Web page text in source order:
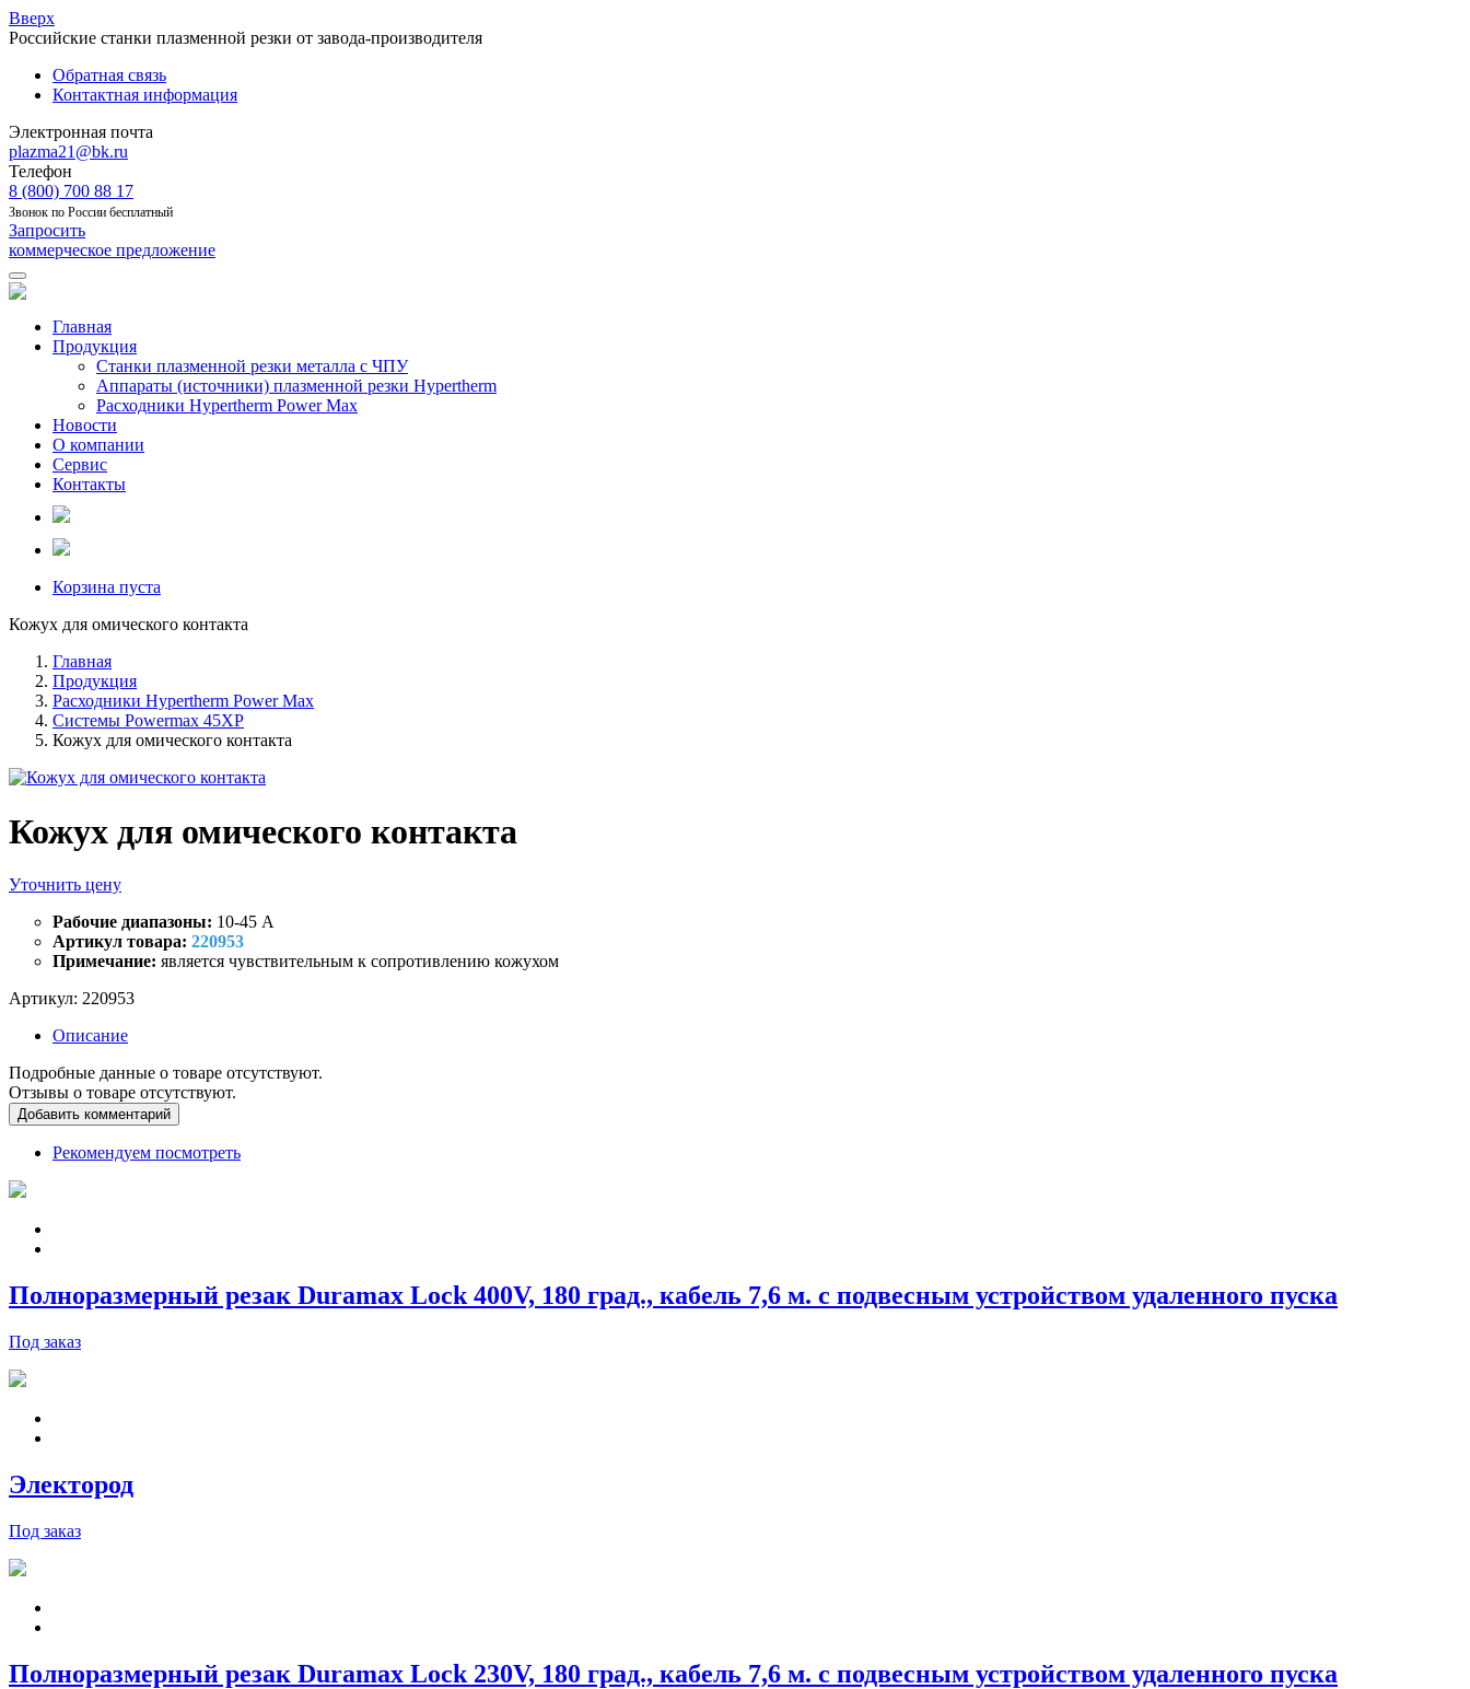
Вверх
Российские станки плазменной резки от завода-производителя
Обратная связь
Контактная информация
Электронная почта
plazma21@bk.ru
Телефон
8 (800) 700 88 17
Звонок по России бесплатный
Запросить
коммерческое предложение
Главная
Продукция
Станки плазменной резки металла с ЧПУ
Аппараты (источники) плазменной резки Hypertherm
Расходники Hypertherm Power Max
Новости
О компании
Сервис
Контакты
Корзина пуста
Кожух для омического контакта
Главная
Продукция
Расходники Hypertherm Power Max
Системы Powermax 45XP
Кожух для омического контакта
Кожух для омического контакта
Уточнить цену
Рабочие диапазоны: 10-45 A
Артикул товара: 220953
Примечание: является чувствительным к сопротивлению кожухом
Артикул: 220953
Описание
Подробные данные о товаре отсутствуют.
Отзывы о товаре отсутствуют.
Добавить комментарий
Рекомендуем посмотреть
Полноразмерный резак Duramax Lock 400V, 180 град., кабель 7,6 м. с подвесным устройством удаленного пуска
Под заказ
Электород
Под заказ
Полноразмерный резак Duramax Lock 230V, 180 град., кабель 7,6 м. с подвесным устройством удаленного пуска